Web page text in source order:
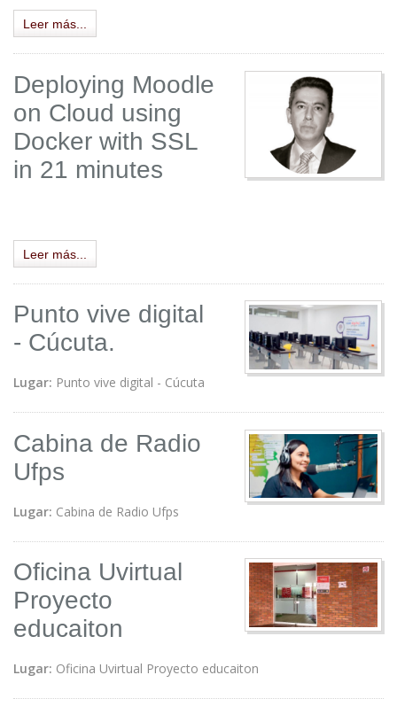
Leer más...
Deploying Moodle
on Cloud using
Docker with SSL
in 21 minutes
Leer más...
Punto vive digital
- Cúcuta.
Lugar: Punto vive digital - Cúcuta
Cabina de Radio
Ufps
Lugar: Cabina de Radio Ufps
Oficina Uvirtual
Proyecto
educaiton
Lugar: Oficina Uvirtual Proyecto educaiton